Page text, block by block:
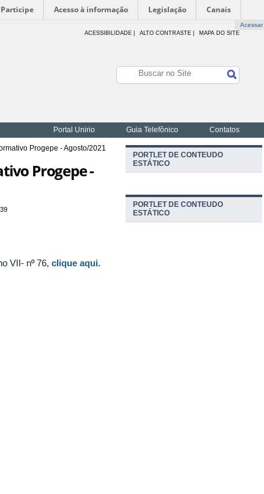
Participe Acesso à informação Legislação Canais
Acessar
ACESSIBILIDADE ALTO CONTRASTE | MAPA DO SITE
Portal Unirio Guia Telefônico Contatos
Progepe - Agosto/2021
Progepe -
VII- nº76,clique aqui.
PORTLET DE CONTEUDO
ESTÁTICO
PORTLET DE CONTEUDO
ESTÁTICO